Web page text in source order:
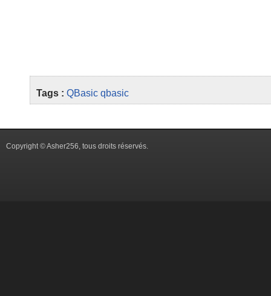
Tags : QBasic qbasic
Copyright © Asher256, tous droits réservés.